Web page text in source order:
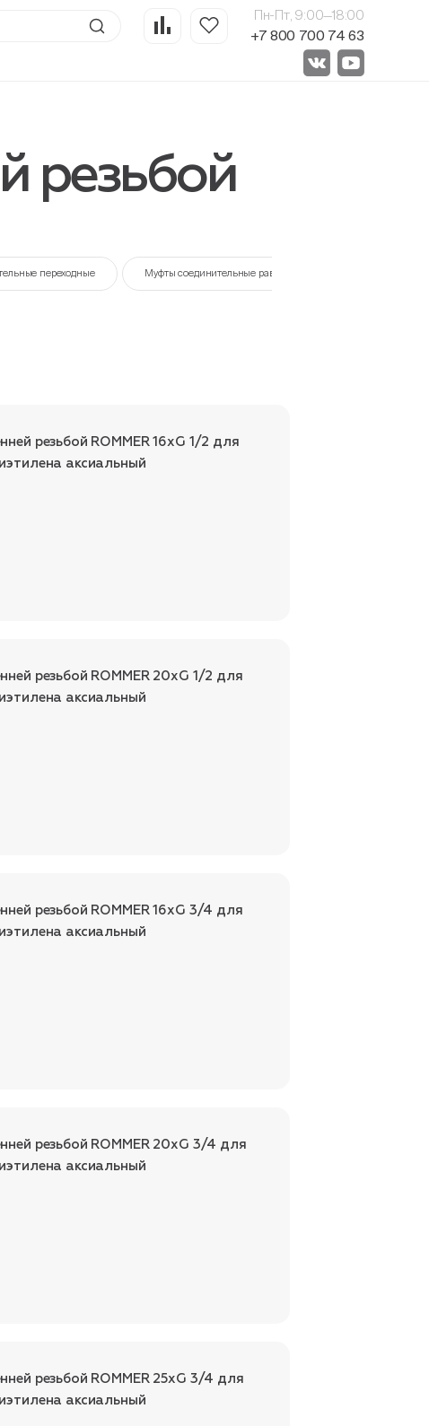
Пн-Пт, 9:00—18:00
+7 800 700 74 63
резьбой
переходные Муфты соединительные равнопроходные
резьбой ROMMER 16xG 1/2 для
аксиальный
резьбой ROMMER 20xG 1/2 для
аксиальный
резьбой ROMMER 16xG 3/4 для
аксиальный
резьбой ROMMER 20xG 3/4 для
аксиальный
резьбой ROMMER 25xG 3/4 для
аксиальный